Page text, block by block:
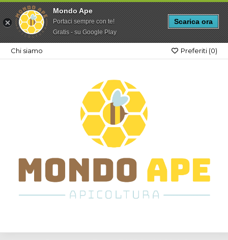
Mondo Ape
Portaci sempre con te!
Gratis - su Google Play
Scarica ora
Chi siamo Preferiti (0)